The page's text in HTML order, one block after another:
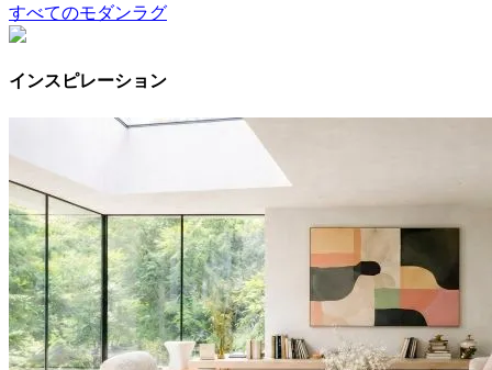
すべてのモダンラグ
インスピレーション